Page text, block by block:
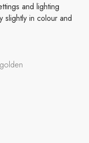
and lighting
slightly in colour and